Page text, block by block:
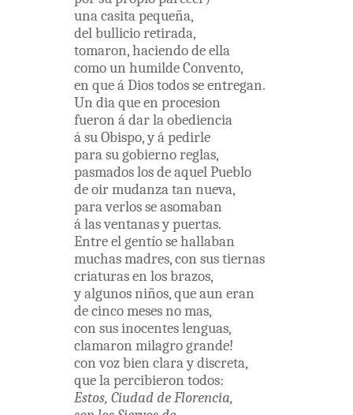
unacasitapequeña,
delbullicioretirada,
tomaron,haciendodeella
comoun humildeConvento,
en queáDiostodosseentregan.
Un diaqueen procesion
fueron ádarlaobediencia
ásuObispo,yápedirle
parasugobiernoreglas,
pasmadoslosdeaquelPueblo
deoirmudanzatan nueva,
paraverlosseasomaban
álasventanasypuertas.
Entreelgentíosehallaban
muchasmadres,con sustiernas
criaturasen losbrazos,
yalgunosniños,queaun eran
decincomesesnomas,
con susinocenteslenguas,
clamaron milagrogrande!
con vozbien claraydiscreta,
quelapercibieron todos:
Estos, CiudaddeFlorencia,